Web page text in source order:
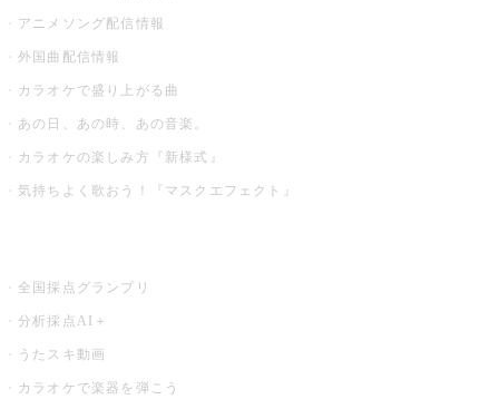
アニメソング配信情報
外国曲配信情報
カラオケで盛り上がる曲
あの日、あの時、あの音楽。
カラオケの楽しみ方『新様式』
気持ちよく歌おう！『マスクエフェクト』
全国採点グランプリ
分析採点AI＋
うたスキ動画
カラオケで楽器を弾こう